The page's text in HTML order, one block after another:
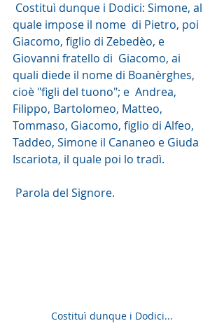
quale impose il nome  di Pietro, poi
Giacomo, figlio di Zebedèo, e
Giovanni fratello di  Giacomo, ai
quali diede il nome di Boanèrghes,
cioè "figli del tuono"; e  Andrea,
Filippo, Bartolomeo, Matteo,
Tommaso, Giacomo, figlio di Alfeo,
Taddeo, Simone il Cananeo e Giuda
Iscariota, il quale poi lo tradì.
Parola del Signore.
Costituì dunque i Dodici...